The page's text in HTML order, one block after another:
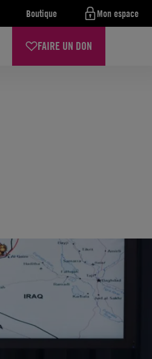
Boutique Mon espace
FAIRE UN DON